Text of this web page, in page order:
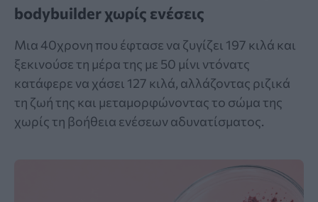
bodybuilder χωρίς ενέσεις
Μια 40χρονη που έφτασε να ζυγίζει 197 κιλά και
ξεκινούσε τη μέρα της με 50 μίνι ντόνατς
κατάφερε να χάσει 127 κιλά, αλλάζοντας ριζικά
τη ζωή της και μεταμορφώνοντας το σώμα της
χωρίς τη βοήθεια ενέσεων αδυνατίσματος.